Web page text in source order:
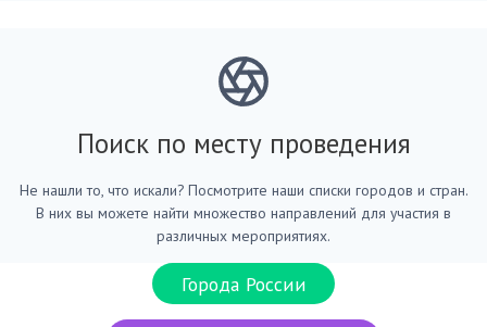
Поиск по месту проведения
Не нашли то, что искали? Посмотрите наши списки городов и стран.
В них вы можете найти множество направлений для участия в
различных мероприятиях.
Города России